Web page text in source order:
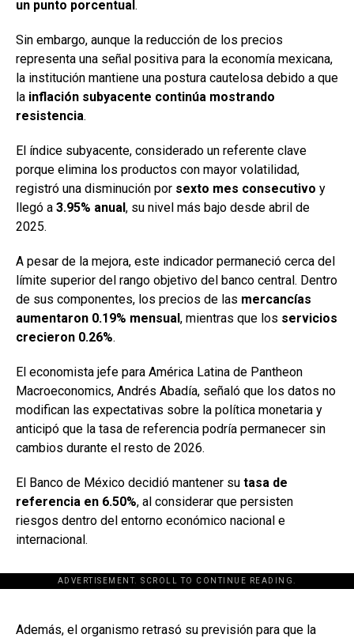
un punto porcentual .
Sin embargo, aunque la reducción de los precios
representa una señal positiva para la economía mexicana,
la institución mantiene una postura cautelosa debido a que
la inflación subyacente continúa mostrando
resistencia.
El índice subyacente, considerado un referente clave
porque elimina los productos con mayor volatilidad,
registró una disminución por sexto mes consecutivo y
llegó a 3.95% anual, su nivel más bajo desde abril de
2025.
A pesar de la mejora, este indicador permaneció cerca del
límite superior del rango objetivo del banco central. Dentro
de sus componentes, los precios de las mercancías
aumentaron 0.19% mensual, mientras que los servicios
crecieron 0.26%.
El economista jefe para América Latina de Pantheon
Macroeconomics, Andrés Abadía, señaló que los datos no
modifican las expectativas sobre la política monetaria y
anticipó que la tasa de referencia podría permanecer sin
cambios durante el resto de 2026.
El Banco de México decidió mantener su tasa de
referencia en 6.50%, al considerar que persisten
riesgos dentro del entorno económico nacional e
internacional.
ADVERTISEMENT. SCROLL TO CONTINUE READING.
[adsforwp id="243463"]
Además, el organismo retrasó su previsión para que la